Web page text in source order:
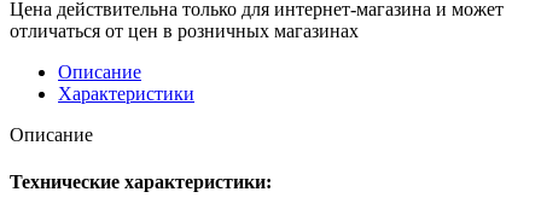
Цена действительна только для интернет-магазина и может
отличаться от цен в розничных магазинах
Описание
Характеристики
Описание
Технические характеристики: